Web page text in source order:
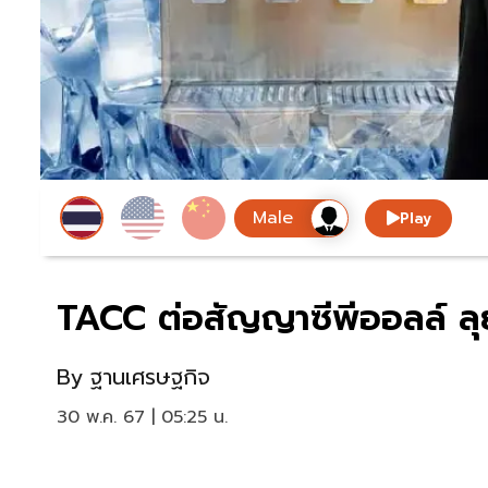
Play
TACC ต่อสัญญาซีพีออลล์ ลุ
By ฐานเศรษฐกิจ
30 พ.ค. 67 | 05:25 น.